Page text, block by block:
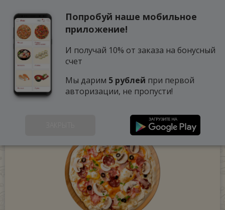
Попробуй наше мобильное
приложение!
И получай 10% от заказа на бонусный
счет
Мы дарим 5 рублей при первой
авторизации, не пропусти!